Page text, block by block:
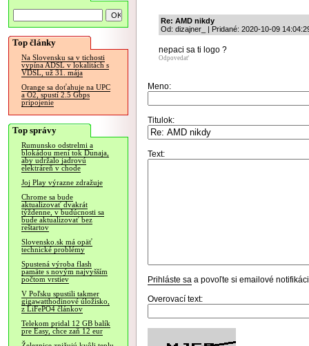
Top články
Na Slovensku sa v tichosti
vypína ADSL v lokalitách s
VDSL, už 31. mája
Orange sa doťahuje na UPC
a O2, spustí 2.5 Gbps
pripojenie
Top správy
Rumunsko odstrelmi a
blokádou mení tok Dunaja,
aby udržalo jadrovú
elektráreň v chode
Joj Play výrazne zdražuje
Chrome sa bude
aktualizovať dvakrát
týždenne, v budúcnosti sa
bude aktualizovať bez
reštartov
Slovensko.sk má opäť
technické problémy
Spustená výroba flash
pamäte s novým najvyšším
počtom vrstiev
V Poľsku spustili takmer
gigawatthodinové úložisko,
z LiFePO4 článkov
Telekom pridal 12 GB balík
pre Easy, chce zaň 12 eur
Re: AMD nikdy
Od: dizajner_ | Pridané: 2020-10-09
nepaci sa ti logo ?
Odpovedať
Meno:
Titulok:
Text:
Prihláste sa a povoľte si emailové
Overovací text: